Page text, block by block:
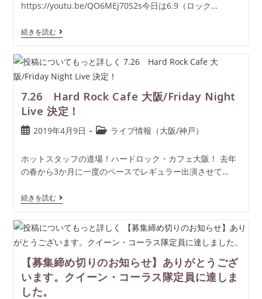
https://youtu.be/QO6MEj70S2s今日は6.9（ロック…
続きを読む
7.26 Hard Rock Cafe 大阪/Friday Night
Live 決定！
2019年4月9日 ライブ情報（大阪/神戸）
ホットスタッフの道場！ハードロック・カフェ大阪！ 去年
の春から3か月に一度のペースでレギュラー出演させて…
続きを読む
【募集締め切りのお知らせ】ありがとうござ
います。クイーン・コーラス隊定員に達しま
した。